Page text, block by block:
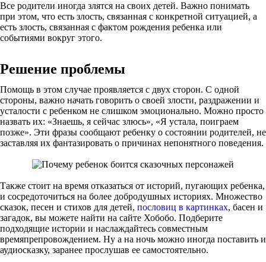
Все родители иногда злятся на своих детей. Важно понимать
при этом, что есть злость, связанная с конкретной ситуацией, а
есть злость, связанная с фактом рождения ребенка или
событиями вокруг этого.
Решение проблемы
Помощь в этом случае проявляется с двух сторон. С одной
стороны, важно начать говорить о своей злости, раздражении и
усталости с ребенком не слишком эмоционально. Можно просто
назвать их: «Знаешь, я сейчас злюсь», «Я устала, поиграем
позже». Эти фразы сообщают ребенку о состоянии родителей, не
заставляя их фантазировать о причинах непонятного поведения.
Также стоит на время отказаться от историй, пугающих ребенка,
и сосредоточиться на более добродушных историях. Множество
сказок, песен и стихов для детей, пословиц в картинках, басен и
загадок, вы можете найти на сайте Хобобо. Подберите
подходящие истории и наслаждайтесь совместным
времяпрепровождением. Ну а на ночь можно иногда поставить и
аудиосказку, заранее прослушав ее самостоятельно.